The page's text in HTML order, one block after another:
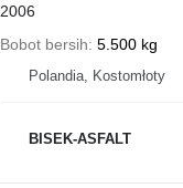
2006
Bobot bersih 5.500 kg
Polandia, Kostomłoty
BISEK-ASFALT